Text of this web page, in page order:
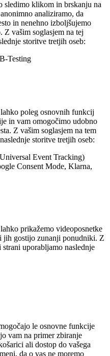
sledimo klikom in brskanju na
analiziramo, da
in nenehno izboljšujemo
Z vašim soglasjem na tej
storitve tretjih oseb:
Testing
poleg osnovnih funkcij
in vam omogočimo udobno
Z vašim soglasjem na tem
storitve tretjih oseb:
Event Tracking)
Consent Mode, Klarna,
prikažemo videoposnetke
jih gostijo zunanji ponudniki. Z
uporabljamo naslednje
le osnovne funkcije
vam na primer zbiranje
ali dostop do vašega
da o vas ne moremo